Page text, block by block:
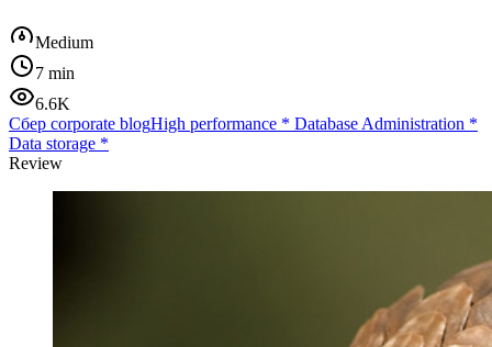
Medium
7 min
6.6K
Сбер corporate blogHigh performance * Database Administration *
Data storage *
Review